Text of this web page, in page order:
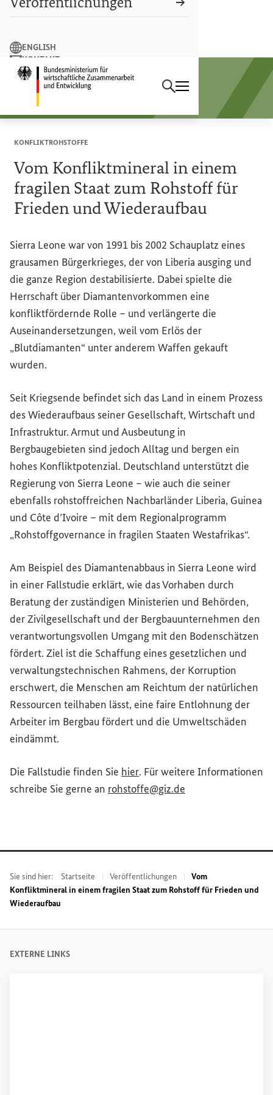
Startseite des
Suchbegriff
Suchen
ENGLISH
KONTAKT
LEICHTE SPRACHE
Sektorprogramm
Rohstoffe und Entwicklung
KONFLIKTROHSTOFFE
Vom Konfliktmineral in einem
fragilen Staat zum Rohstoff für
Frieden und Wiederaufbau
Sierra Leone war von 1991 bis 2002 Schauplatz eines
grausamen Bürgerkrieges, der von Liberia ausging und
die ganze Region destabilisierte. Dabei spielte die
Herrschaft über Diamantenvorkommen eine
konfliktfördernde Rolle – und verlängerte die
Auseinandersetzungen, weil vom Erlös der
„Blutdiamanten“ unter anderem Waffen gekauft
wurden.
Seit Kriegsende befindet sich das Land in einem Prozess
des Wiederaufbaus seiner Gesellschaft, Wirtschaft und
Infrastruktur. Armut und Ausbeutung in
Bergbaugebieten sind jedoch Alltag und bergen ein
hohes Konfliktpotenzial. Deutschland unterstützt die
Regierung von Sierra Leone – wie auch die seiner
ebenfalls rohstoffreichen Nachbarländer Liberia, Guinea
und Côte d’Ivoire – mit dem Regionalprogramm
„Rohstoffgovernance in fragilen Staaten Westafrikas“.
Am Beispiel des Diamantenabbaus in Sierra Leone wird
in einer Fallstudie erklärt, wie das Vorhaben durch
Beratung der zuständigen Ministerien und Behörden,
der Zivilgesellschaft und der Bergbauunternehmen den
verantwortungsvollen Umgang mit den Bodenschätzen
fördert. Ziel ist die Schaffung eines gesetzlichen und
verwaltungstechnischen Rahmens, der Korruption
erschwert, die Menschen am Reichtum der natürlichen
Ressourcen teilhaben lässt, eine faire Entlohnung der
Arbeiter im Bergbau fördert und die Umweltschäden
eindämmt.
Die Fallstudie finden Sie hier(Externer Link)
. Für weitere Informationen
schreibe Sie gerne an rohstoffe@giz.de
Sie sind hier: Startseite Veröffentlichungen
Vom
Konfliktmineral in einem fragilen Staat zum Rohstoff für Frieden und
Wiederaufbau
EXTERNE LINKS